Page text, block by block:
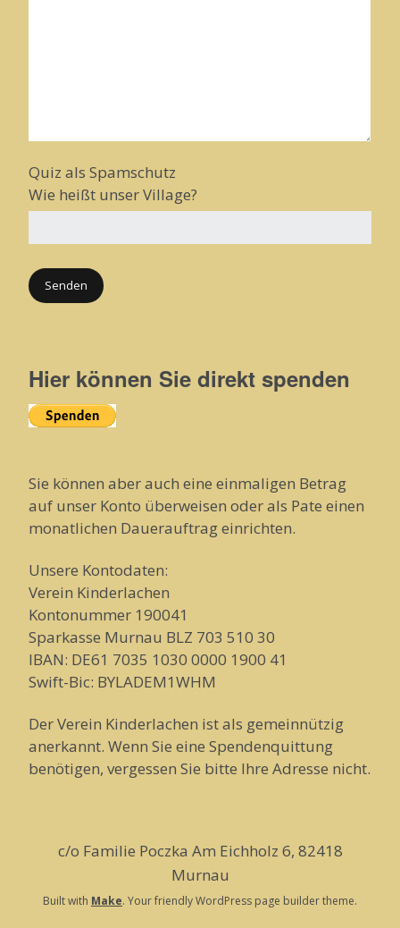
Quiz als Spamschutz
Wie heißt unser Village?
Hier können Sie direkt spenden
Sie können aber auch eine einmaligen Betrag
auf unser Konto überweisen oder als Pate einen
monatlichen Dauerauftrag einrichten.
Unsere Kontodaten:
Verein Kinderlachen
Kontonummer 190041
Sparkasse Murnau BLZ 703 510 30
IBAN: DE61 7035 1030 0000 1900 41
Swift-Bic: BYLADEM1WHM
Der Verein Kinderlachen ist als gemeinnützig
anerkannt. Wenn Sie eine Spendenquittung
benötigen, vergessen Sie bitte Ihre Adresse nicht.
c/o Familie Poczka Am Eichholz 6, 82418
Murnau
Built with Make. Your friendly WordPress page builder theme.